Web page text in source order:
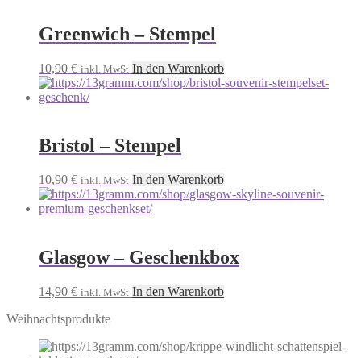
Greenwich – Stempel
10,90 € inkl. MwSt In den Warenkorb
Bristol – Stempel
10,90 € inkl. MwSt In den Warenkorb
Glasgow – Geschenkbox
14,90 € inkl. MwSt In den Warenkorb
Weihnachtsprodukte